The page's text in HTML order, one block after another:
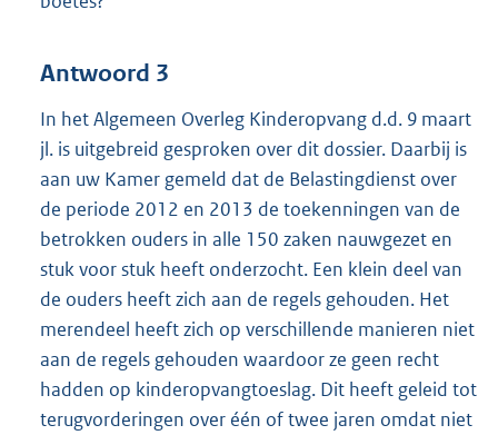
Antwoord 3
In het Algemeen Overleg Kinderopvang d.d. 9 maart
jl. is uitgebreid gesproken over dit dossier. Daarbij is
aan uw Kamer gemeld dat de Belastingdienst over
de periode 2012 en 2013 de toekenningen van de
betrokken ouders in alle 150 zaken nauwgezet en
stuk voor stuk heeft onderzocht. Een klein deel van
de ouders heeft zich aan de regels gehouden. Het
merendeel heeft zich op verschillende manieren niet
aan de regels gehouden waardoor ze geen recht
hadden op kinderopvangtoeslag. Dit heeft geleid tot
terugvorderingen over één of twee jaren omdat niet